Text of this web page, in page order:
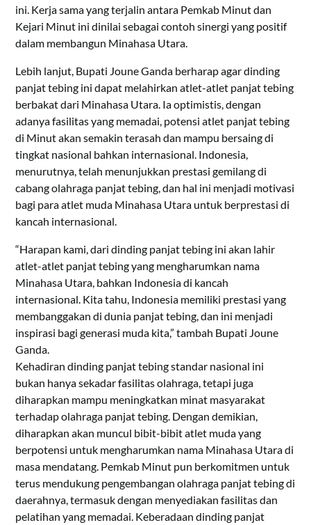
ini. Kerja sama yang terjalin antara Pemkab Minut dan
Kejari Minut ini dinilai sebagai contoh sinergi yang positif
dalam membangun Minahasa Utara.
Lebih lanjut, Bupati Joune Ganda berharap agar dinding
panjat tebing ini dapat melahirkan atlet-atlet panjat tebing
berbakat dari Minahasa Utara. Ia optimistis, dengan
adanya fasilitas yang memadai, potensi atlet panjat tebing
di Minut akan semakin terasah dan mampu bersaing di
tingkat nasional bahkan internasional. Indonesia,
menurutnya, telah menunjukkan prestasi gemilang di
cabang olahraga panjat tebing, dan hal ini menjadi motivasi
bagi para atlet muda Minahasa Utara untuk berprestasi di
kancah internasional.
“Harapan kami, dari dinding panjat tebing ini akan lahir
atlet-atlet panjat tebing yang mengharumkan nama
Minahasa Utara, bahkan Indonesia di kancah
internasional. Kita tahu, Indonesia memiliki prestasi yang
membanggakan di dunia panjat tebing, dan ini menjadi
inspirasi bagi generasi muda kita,” tambah Bupati Joune
Ganda.
Kehadiran dinding panjat tebing standar nasional ini
bukan hanya sekadar fasilitas olahraga, tetapi juga
diharapkan mampu meningkatkan minat masyarakat
terhadap olahraga panjat tebing. Dengan demikian,
diharapkan akan muncul bibit-bibit atlet muda yang
berpotensi untuk mengharumkan nama Minahasa Utara di
masa mendatang. Pemkab Minut pun berkomitmen untuk
terus mendukung pengembangan olahraga panjat tebing di
daerahnya, termasuk dengan menyediakan fasilitas dan
pelatihan yang memadai. Keberadaan dinding panjat